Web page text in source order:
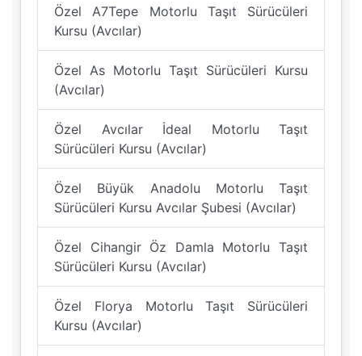
Özel A7Tepe Motorlu Taşıt Sürücüleri
Kursu (Avcılar)
Özel As Motorlu Taşıt Sürücüleri Kursu
(Avcılar)
Özel Avcılar İdeal Motorlu Taşıt
Sürücüleri Kursu (Avcılar)
Özel Büyük Anadolu Motorlu Taşıt
Sürücüleri Kursu Avcılar Şubesi (Avcılar)
Özel Cihangir Öz Damla Motorlu Taşıt
Sürücüleri Kursu (Avcılar)
Özel Florya Motorlu Taşıt Sürücüleri
Kursu (Avcılar)